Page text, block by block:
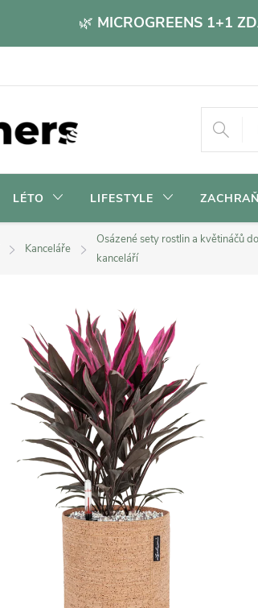
🌿 MICROGREENS 1+1
LÉTO LIFESTYLE
Kanceláře
Osázené sety rostlin a květináčů do
kanceláří